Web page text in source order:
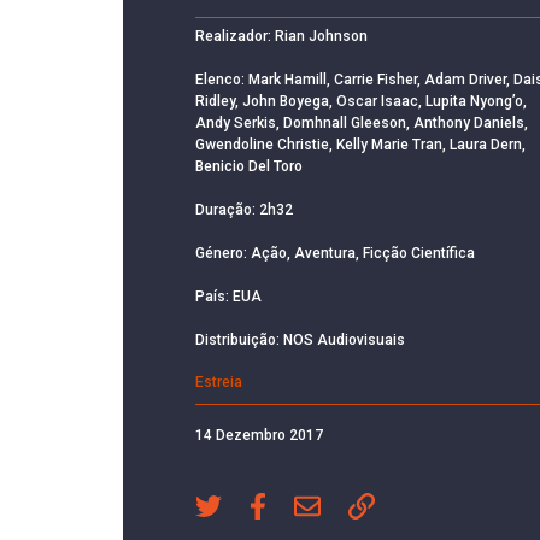
Realizador: Rian Johnson
Elenco: Mark Hamill, Carrie Fisher, Adam Driver,
Ridley, John Boyega, Oscar Isaac, Lupita Nyong’o,
Andy Serkis, Domhnall Gleeson, Anthony Daniels,
Gwendoline Christie, Kelly Marie Tran, Laura Dern,
Benicio Del Toro
Duração: 2h32
Género: Ação, Aventura, Ficção Científica
País: EUA
Distribuição: NOS Audiovisuais
Estreia
14 Dezembro 2017